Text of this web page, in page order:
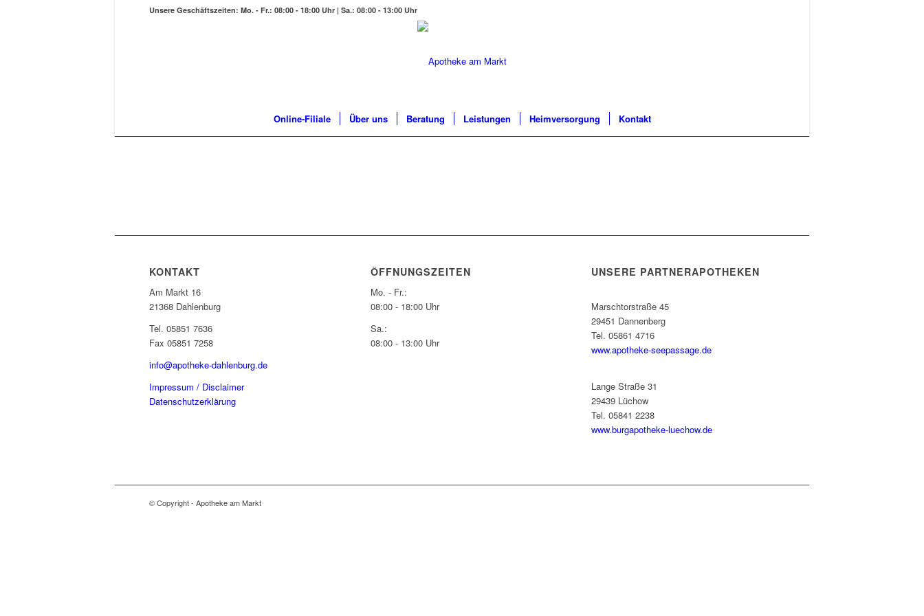
Unsere Geschäftszeiten: Mo. - Fr.: 08:00 - 18:00 Uhr | Sa.: 08:00 - 13:00 Uhr
Online-Filiale Über uns Beratung Leistungen Heimversorgung Kontakt
KONTAKT
Am Markt 16
21368 Dahlenburg
Tel. 05851 7636
Fax 05851 7258
info@apotheke-dahlenburg.de
Impressum / Disclaimer
Datenschutzerklärung
ÖFFNUNGSZEITEN
Mo. - Fr.:
08:00 - 18:00 Uhr
Sa.:
08:00 - 13:00 Uhr
UNSERE PARTNERAPOTHEKEN
Marschtorstraße 45
29451 Dannenberg
Tel. 05861 4716
www.apotheke-seepassage.de
Lange Straße 31
29439 Lüchow
Tel. 05841 2238
www.burgapotheke-luechow.de
© Copyright - Apotheke am Markt